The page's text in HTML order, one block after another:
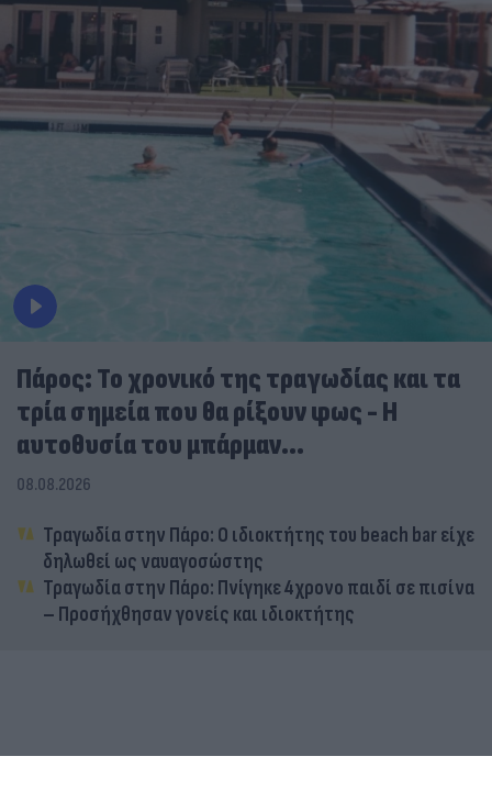
Πάρος: Το χρονικό της τραγωδίας και τα
τρία σημεία που θα ρίξουν φως - Η
αυτοθυσία του μπάρμαν...
08.08.2026
Τραγωδία στην Πάρο: Ο ιδιοκτήτης του beach bar είχε
δηλωθεί ως ναυαγοσώστης
Τραγωδία στην Πάρο: Πνίγηκε 4χρονο παιδί σε πισίνα
– Προσήχθησαν γονείς και ιδιοκτήτης